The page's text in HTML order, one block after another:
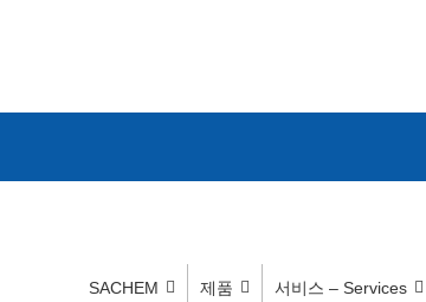
SACHEM 제품 서비스 – Services